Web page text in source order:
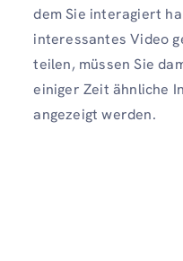
dem Sie interagiert
interessantes Video
teilen, müssen Sie
einiger Zeit ähnliche
angezeigt werden.